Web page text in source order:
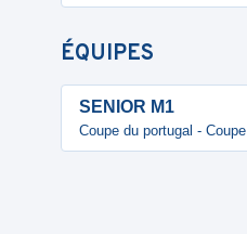
ÉQUIPES
SENIOR M1
Coupe du portugal - Coupe